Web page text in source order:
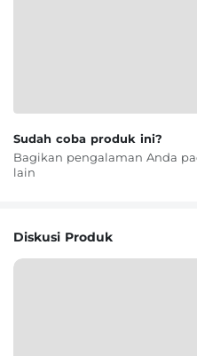
Sudah coba produk ini?
Bagikan pengalaman Anda
lain
Diskusi Produk